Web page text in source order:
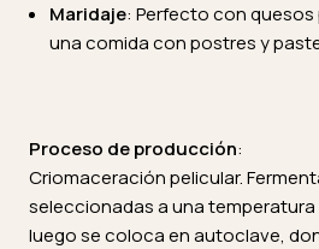
Maridaje: Perfecto con
una comida con postres y
Proceso de producción:
Criomaceración pelicular.
seleccionadas a una temperatura
luego se coloca en autoclave,